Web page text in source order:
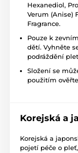
Hexanediol,
Verum (Anise)
Fragrance.
Pouze k
dětí. Vyhněte
podráždění
Složení se
použitím
Korejská a
Korejská a
pojetí péče o